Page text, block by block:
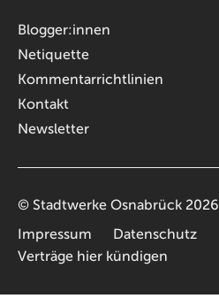
Blogger:innen
Netiquette
Kommentarrichtlinien
Kontakt
Newsletter
© Stadtwerke Osnabrück 2026
Impressum
Datenschutz
Verträge hier kündigen